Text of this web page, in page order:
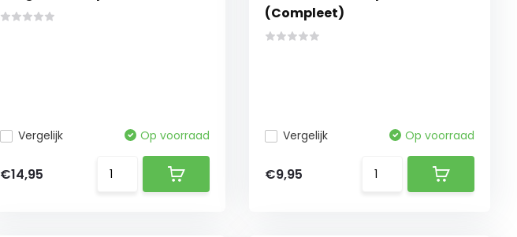
Vergelijk Op voorraad
€14,95
(Compleet)
Vergelijk Op voorraad
€9,95